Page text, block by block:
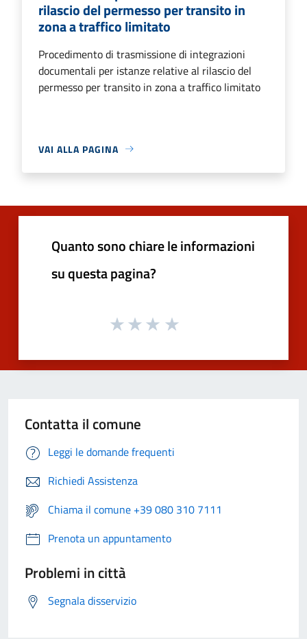
rilascio del permesso per transito in
zona a traffico limitato
Procedimento di trasmissione di integrazioni
documentali per istanze relative al rilascio del
permesso per transito in zona a traffico limitato
VAI ALLA PAGINA
Quanto sono chiare le informazioni
su questa pagina?
Contatta il comune
Leggi le domande frequenti
Richiedi Assistenza
Chiama il comune +39 080 310 7111
Prenota un appuntamento
Problemi in città
Segnala disservizio